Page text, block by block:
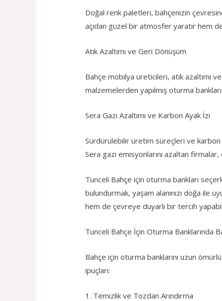
Doğal renk paletleri, bahçenizin
açıdan güzel bir atmosfer yaratır hem
Atık Azaltımı ve Geri Dönüşüm
Bahçe mobilya üreticileri, atık azaltımı
malzemelerden yapılmış oturma
Sera Gazı Azaltımı ve Karbon Ayak İzi
Sürdürülebilir üretim süreçleri ve karbon
Sera gazı emisyonlarını azaltan
Tunceli Bahçe için oturma bankları
bulundurmak, yaşam alanınızı doğa
hem de çevreye duyarlı bir tercih
Tunceli Bahçe İçin Oturma Banklarında
Bahçe için oturma banklarını uzun
ipuçları:
1. Temizlik ve Tozdan Arındırma